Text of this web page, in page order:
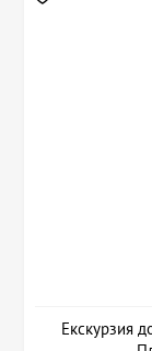
Екскурзия